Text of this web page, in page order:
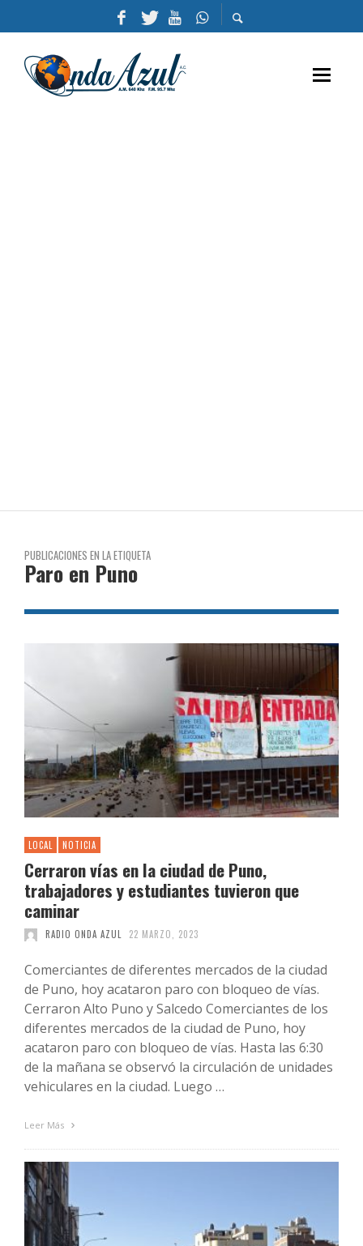
PUBLICACIONES EN LA ETIQUETA
Paro en Puno
LOCAL NOTICIA
Cerraron vías en la ciudad de Puno,
trabajadores y estudiantes tuvieron que
caminar
RADIO ONDA AZUL 22 MARZO, 2023
Comerciantes de diferentes mercados de la ciudad
de Puno, hoy acataron paro con bloqueo de vías.
Cerraron Alto Puno y Salcedo Comerciantes de los
diferentes mercados de la ciudad de Puno, hoy
acataron paro con bloqueo de vías. Hasta las 6:30
de la mañana se observó la circulación de unidades
vehiculares en la ciudad. Luego …
Leer Más